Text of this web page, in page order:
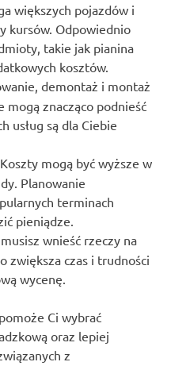
większych pojazdów i
kursów. Odpowiednio
takie jak pianina
kosztów.
demontaż i montaż
mogą znacząco podnieść
usług są dla Ciebie
mogą być wyższe w
Planowanie
terminach
pieniądze.
wnieść rzeczy na
zwiększa czas i trudności
wycenę.
Ci wybrać
oraz lepiej
z